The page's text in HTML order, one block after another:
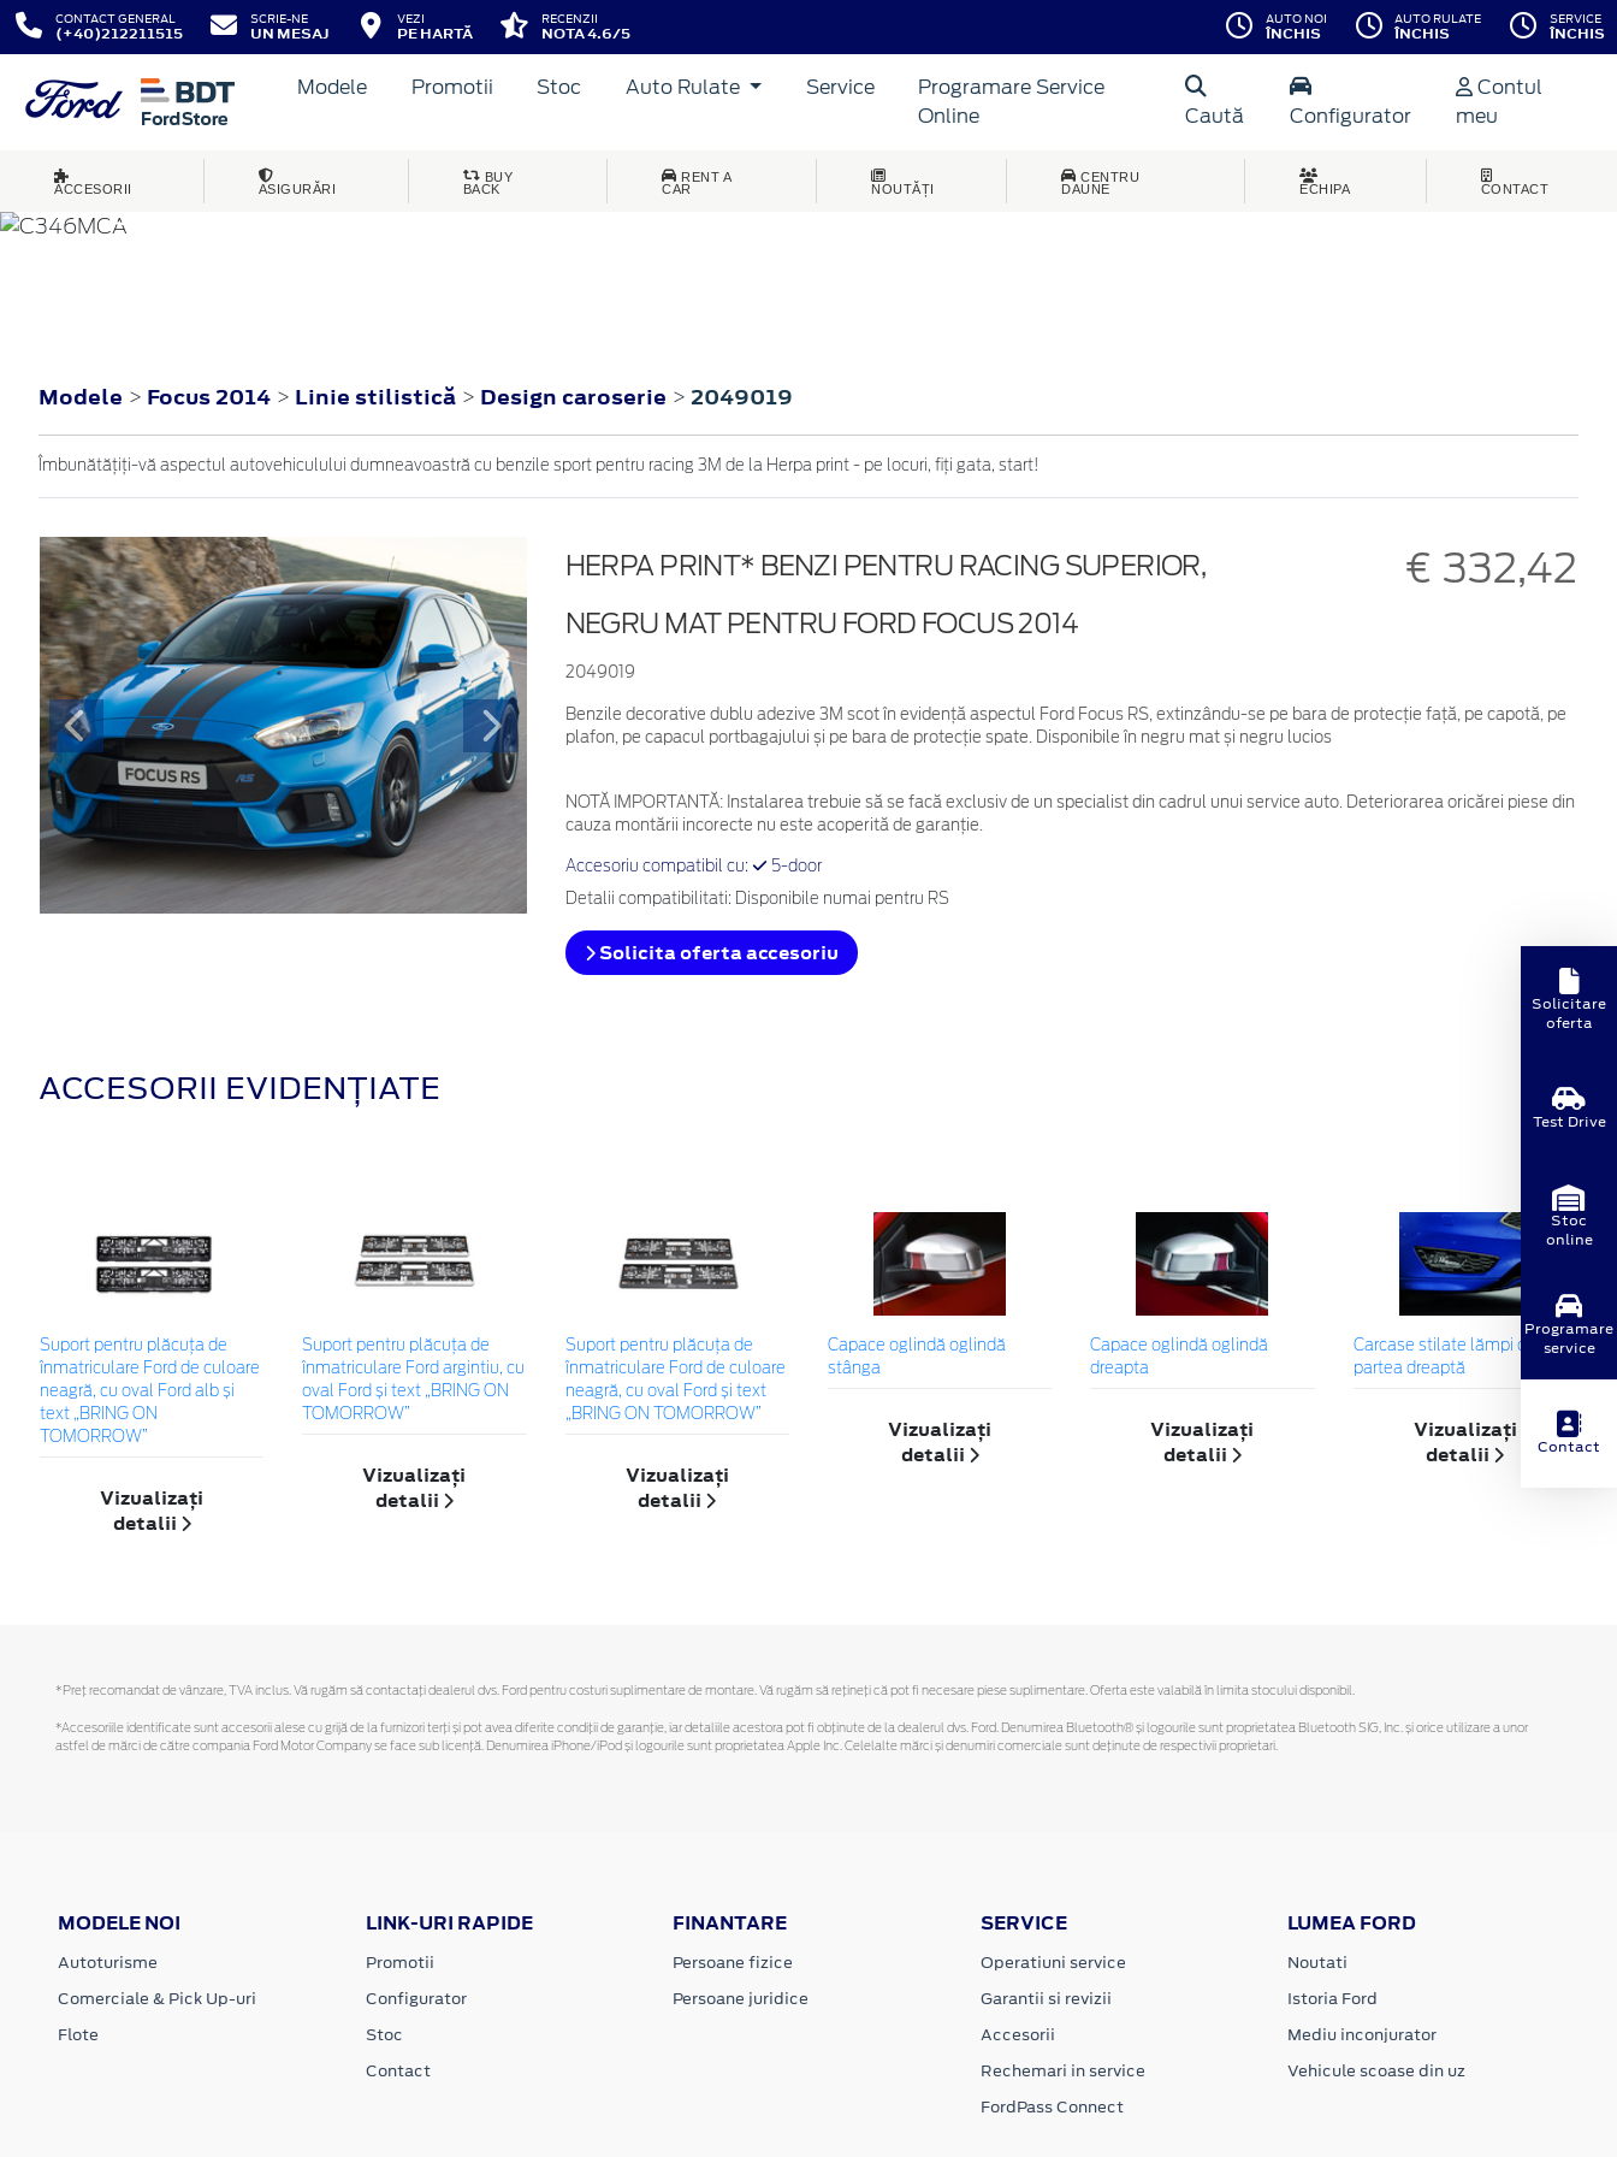
CONTACT GENERAL
(+40)212211515
SCRIE-NE
UN MESAJ
VEZI
PE HARTĂ
RECENZII
NOTA 4.6/5
AUTO NOI
ÎNCHIS
AUTO RULATE
ÎNCHIS
SERVICE
ÎNCHIS
Modele Promotii Stoc Auto Rulate Service
Programare Service
Online
Caută Configurator
Contul
meu
ACCESORII ASIGURĂRI
BUY
BACK
RENT A
CAR
NOUTĂȚI
CENTRU
DAUNE
ECHIPA CONTACT
FOCUS
Modele > Focus 2014 > Linie stilistică > Design caroserie > 2049019
Îmbunătățiți-vă aspectul autovehiculului dumneavoastră cu benzile sport pentru racing 3M de la Herpa print - pe locuri, fiți gata, start!
HERPA PRINT* BENZI PENTRU RACING SUPERIOR,
NEGRU MAT PENTRU FORD FOCUS 2014
2049019
€ 332,42
Benzile decorative dublu adezive 3M scot în evidență aspectul Ford Focus RS, extinzându-se pe bara de protecție față, pe capotă, pe
plafon, pe capacul portbagajului și pe bara de protecție spate. Disponibile în negru mat și negru lucios
NOTĂ IMPORTANTĂ:Instalarea trebuie să se facă exclusiv de un specialist din cadrul unui service auto. Deteriorarea oricărei piese din
cauza montării incorecte nu este acoperită de garanţie.
Accesoriu compatibil cu: 5-door
Detalii compatibilitati: Disponibile numai pentru RS
Solicita oferta accesoriu
ACCESORII EVIDENȚIATE
Suport pentru plăcuța de
înmatriculare Ford de culoare
neagră, cu oval Ford alb și
text „BRING ON
TOMORROW”
Vizualizați
detalii
Suport pentru plăcuța de
înmatriculare Ford argintiu, cu
oval Ford și text „BRING ON
TOMORROW”
Vizualizați
detalii
Suport pentru plăcuța de
înmatriculare Ford de culoare
neagră, cu oval Ford și text
„BRING ON TOMORROW”
Vizualizați
detalii
Capace oglindă oglindă
stânga
Vizualizați
detalii
Capace oglindă oglindă
dreapta
Vizualizați
detalii
Carcase stilate lămpi ceaţă
partea dreaptă
Vizualizați
detalii
*Preţ recomandat de vânzare, TVA inclus. Vă rugăm să contactaţi dealerul dvs. Ford pentru costuri suplimentare de montare. Vă rugăm să reţineţi că pot fi necesare piese suplimentare. Oferta este valabilă în limita stocului disponibil.
*Accesoriile identificate sunt accesorii alese cu grijă de la furnizori terți și pot avea diferite condiții de garanție, iar detaliile acestora pot fi obținute de la dealerul dvs. Ford. Denumirea Bluetooth® și logourile sunt proprietatea Bluetooth SIG, Inc. și orice utilizare a unor
astfel de mărci de către compania Ford Motor Company se face sub licență. Denumirea iPhone/iPod și logourile sunt proprietatea Apple Inc. Celelalte mărci și denumiri comerciale sunt deținute de respectivii proprietari.
MODELE NOI
Autoturisme
Comerciale & Pick Up-uri
Flote
LINK-URI RAPIDE
Promotii
Configurator
Stoc
Contact
FINANTARE
Persoane fizice
Persoane juridice
SERVICE
Operatiuni service
Garantii si revizii
Accesorii
Rechemari in service
FordPass Connect
LUMEA FORD
Noutati
Istoria Ford
Mediu inconjurator
Vehicule scoase din uz
Solicitare
oferta
Test Drive
Stoc
online
Programare
service
Contact